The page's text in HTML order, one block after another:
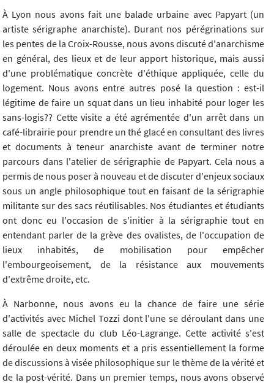
À Lyon nous avons fait une balade urbaine avec Papyart (un
artiste sérigraphe anarchiste). Durant nos pérégrinations sur
les pentes de la Croix-Rousse, nous avons discuté d'anarchisme
en général, des lieux et de leur apport historique, mais aussi
d'une problématique concrète d'éthique appliquée, celle du
logement. Nous avons entre autres posé la question : est-il
légitime de faire un squat dans un lieu inhabité pour loger les
sans-logis?? Cette visite a été agrémentée d'un arrêt dans un
café-librairie pour prendre un thé glacé en consultant des livres
et documents à teneur anarchiste avant de terminer notre
parcours dans l'atelier de sérigraphie de Papyart. Cela nous a
permis de nous poser à nouveau et de discuter d'enjeux sociaux
sous un angle philosophique tout en faisant de la sérigraphie
militante sur des sacs réutilisables. Nos étudiantes et étudiants
ont donc eu l'occasion de s'initier à la sérigraphie tout en
entendant parler de la grève des ovalistes, de l'occupation de
lieux inhabités, de mobilisation pour empêcher
l'embourgeoisement, de la résistance aux mouvements
d'extrême droite, etc.
À Narbonne, nous avons eu la chance de faire une série
d'activités avec Michel Tozzi dont l'une se déroulant dans une
salle de spectacle du club Léo-Lagrange. Cette activité s'est
déroulée en deux moments et a pris essentiellement la forme
de discussions à visée philosophique sur le thème de la vérité et
de la post-vérité. Dans un premier temps, nous avons observé